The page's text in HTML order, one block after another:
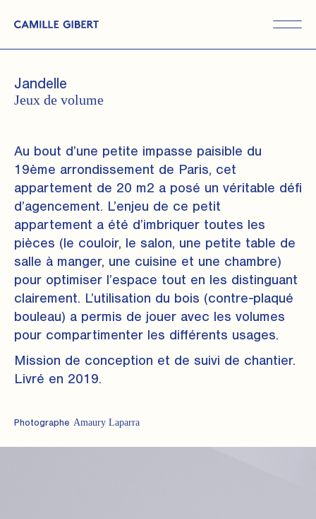
the
Jandelle
Jeux de volume
Au bout d’une petite impasse paisible du
19ème arrondissement de Paris, cet
appartement de 20 m2 a posé un véritable défi
d’agencement. L’enjeu de ce petit
appartement a été d’imbriquer toutes les
pièces (le couloir, le salon, une petite table de
salle à manger, une cuisine et une chambre)
pour optimiser l’espace tout en les distinguant
clairement. L’utilisation du bois (contre-plaqué
bouleau) a permis de jouer avec les volumes
pour compartimenter les différents usages.
Mission de conception et de suivi de chantier.
Livré en 2019.
Photographe Amaury Laparra